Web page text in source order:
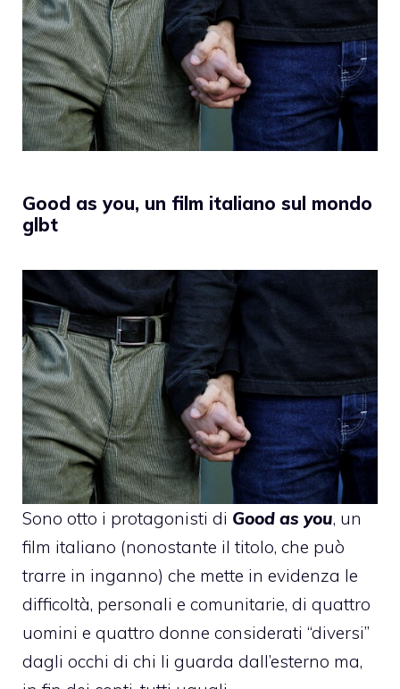
Good as you, un film italiano sul mondo
glbt
Sono otto i protagonisti di Good as you, un
film italiano (nonostante il titolo, che può
trarre in inganno) che mette in evidenza le
difficoltà, personali e comunitarie, di quattro
uomini e quattro donne considerati “diversi”
dagli occhi di chi li guarda dall’esterno ma,